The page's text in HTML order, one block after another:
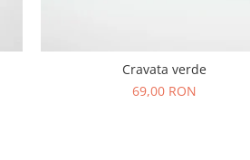
Cravata verde
69,00 RON